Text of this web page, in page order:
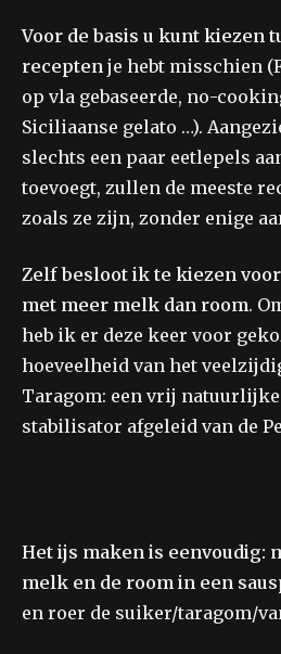
Voor de basis u kunt kiezen
recepten je hebt misschien
op vla gebaseerde, no-
Siciliaanse gelato …).
slechts een paar eetlepels
toevoegt, zullen de meeste
zoals ze zijn, zonder enige
Zelf besloot ik te kiezen
met meer melk dan room.
heb ik er deze keer voor
hoeveelheid van het
Taragom: een vrij
stabilisator afgeleid van de
Het ijs maken is eenvoudig:
melk en de room in een
en roer de suiker/taragom/